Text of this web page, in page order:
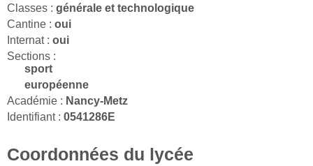
Classes : générale et technologique
Cantine : oui
Internat : oui
Sections :
sport
européenne
Académie : Nancy-Metz
Identifiant : 0541286E
Coordonnées du lycée